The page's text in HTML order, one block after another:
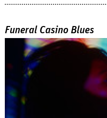
Funeral Casino Blues